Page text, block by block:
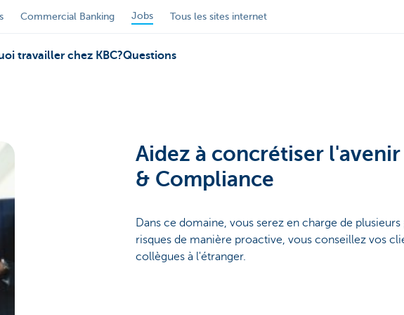
Commercial Banking Jobs Tous les sites internet
travailler chez KBC?Questions
Aidez à concrétiser
& Compliance
Dans ce domaine, vous serez en charge de
risques de manière proactive, vous conseillez vos
collègues à l'étranger.